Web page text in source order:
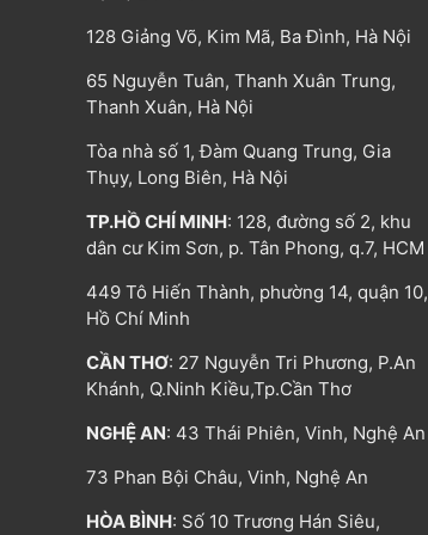
128 Giảng Võ, Kim Mã, Ba Đình, Hà Nội
65 Nguyễn Tuân, Thanh Xuân Trung,
Thanh Xuân, Hà Nội
Tòa nhà số 1, Đàm Quang Trung, Gia
Thụy, Long Biên, Hà Nội
TP.HỒ CHÍ MINH: 128, đường số 2, khu
dân cư Kim Sơn, p. Tân Phong, q.7, HCM
449 Tô Hiến Thành, phường 14, quận 10,
Hồ Chí Minh
CẦN THƠ: 27 Nguyễn Tri Phương, P.An
Khánh, Q.Ninh Kiều,Tp.Cần Thơ
NGHỆ AN: 43 Thái Phiên, Vinh, Nghệ An
73 Phan Bội Châu, Vinh, Nghệ An
HÒA BÌNH: Số 10 Trương Hán Siêu,